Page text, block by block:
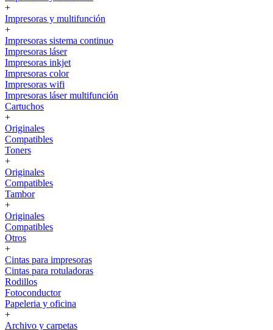
+
Impresoras y multifunción
+
Impresoras sistema continuo
Impresoras láser
Impresoras inkjet
Impresoras color
Impresoras wifi
Impresoras láser multifunción
Cartuchos
+
Originales
Compatibles
Toners
+
Originales
Compatibles
Tambor
+
Originales
Compatibles
Otros
+
Cintas para impresoras
Cintas para rotuladoras
Rodillos
Fotoconductor
Papeleria y oficina
+
Archivo y carpetas